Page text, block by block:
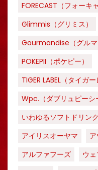
FORECAST（フォーキ
Glimmis（グリミス）
Gourmandise（グルマ
POKEPII（ポケピー）
TIGER LABEL（タイガー
Wpc.（ダブリュピーシ
いわゆるソフトドリン
アイリスオーヤマ
アルファフーズ
ウ